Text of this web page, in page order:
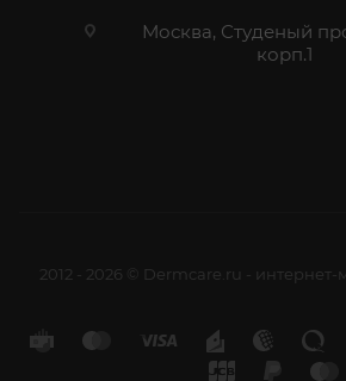
Москва, Студеный
корп.1
2012 - 2026 © Dermcare.ru - интернет-